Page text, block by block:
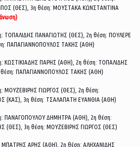
(ΘΕΣ), 3η θέση: ΜΟΥΣΤΑΚΑ ΚΩΝΣΤΑΝΤΙΝΑ
ΤΟΠΑΛΙΔΗΣ ΠΑΝΑΓΙΩΤΗΣ (ΘΕΣ), 2η θέση: ΠΟΥΛΕΡΕ
ΠΑΠΑΓΙΑΝΝΟΠΟΥΛΟΣ ΤΑΚΗΣ (ΑΘΗ)
ΚΩΣΤΙΚΙΑΔΗΣ ΠΑΡΗΣ (ΑΘΗ), 2η θέση: ΤΟΠΑΛΙΔΗΣ
ΠΑΠΑΓΙΑΝΝΟΠΟΥΛΟΣ ΤΑΚΗΣ (ΑΘΗ)
ΜΟΥΖΕΒΙΡΗΣ ΓΙΩΡΓΟΣ (ΘΕΣ), 2η θέση:
(ΚΑΣ), 3η θέση: ΤΣΑΛΑΠΑΤΗ ΕΥΑΝΘΙΑ (ΑΘΗ)
ΠΑΝΑΓΟΠΟΥΛΟΥ ΔΗΜΗΤΡΑ (ΑΘΗ), 2η θέση:
(ΘΕΣ), 3η θέση: ΜΟΥΖΕΒΙΡΗΣ ΓΙΩΡΓΟΣ (ΘΕΣ)
ΜΠΑΤΡΗΣ ΑΡΗΣ (ΑΘΗ), 2η θέση: ΑΛΗΧΑΝΙΔΗΣ